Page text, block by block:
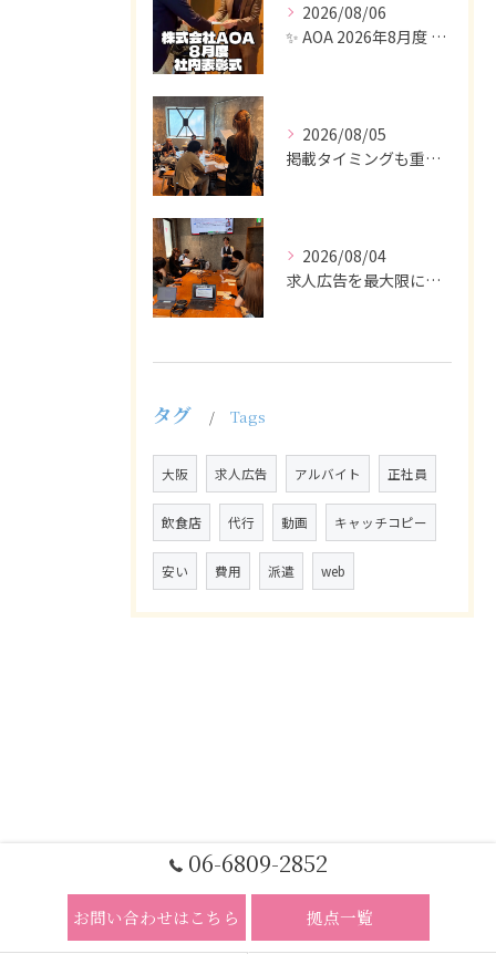
2026/08/06
✨ AOA 2026年8月度 表彰式レポート ✨
2026/08/05
掲載タイミングも重要で、業界動向や求職者の活動時期に合わせて...
2026/08/04
求人広告を最大限に活用するためには、ターゲット設定の精度を高...
タグ Tags
大阪 求人広告 アルバイト 正社員
飲食店 代行 動画 キャッチコピー
安い 費用 派遣 web
06-6809-2852
お問い合わせはこちら 拠点一覧